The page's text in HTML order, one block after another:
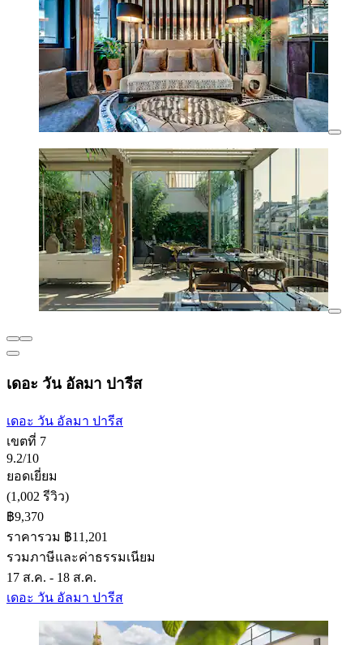
เดอะ วัน อัลมา ปารีส
เดอะ วัน อัลมา ปารีส
เขตที่ 7
9.2/10
ยอดเยี่ยม
(1,002 รีวิว)
฿9,370
ราคารวม ฿11,201
รวมภาษีและค่าธรรมเนียม
17 ส.ค. - 18 ส.ค.
เดอะ วัน อัลมา ปารีส